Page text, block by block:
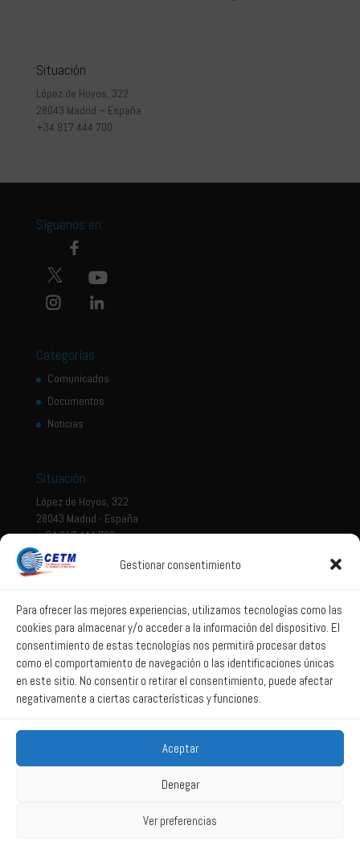
Gestionar consentimiento
Para ofrecer las mejores experiencias, utilizamos tecnologías como las
cookies para almacenar y/o acceder a la información del dispositivo. El
consentimiento de estas tecnologías nos permitirá procesar datos
como el comportamiento de navegación o las identificaciones únicas
en este sitio. No consentir o retirar el consentimiento, puede afectar
negativamente a ciertas características y funciones.
Aceptar
Denegar
Ver preferencias
Situación
López de Hoyos, 322
28043 Madrid – España
+34 917 444 700
Síguenos en:
Categorías
Comunicados
Documentos
Noticias
Situación
López de Hoyos, 322
28043 Madrid - España
+ 34 917 444 700
Aviso legal
Política de privacidad
Política de Sistema Interno de Información
Política de Cookies
Correo web